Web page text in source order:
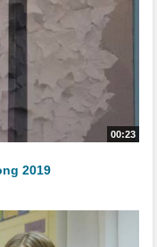
00:23
2019